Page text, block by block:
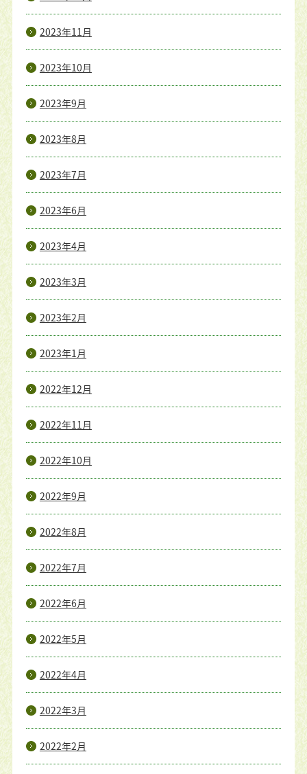
2023年11月
2023年10月
2023年9月
2023年8月
2023年7月
2023年6月
2023年4月
2023年3月
2023年2月
2023年1月
2022年12月
2022年11月
2022年10月
2022年9月
2022年8月
2022年7月
2022年6月
2022年5月
2022年4月
2022年3月
2022年2月